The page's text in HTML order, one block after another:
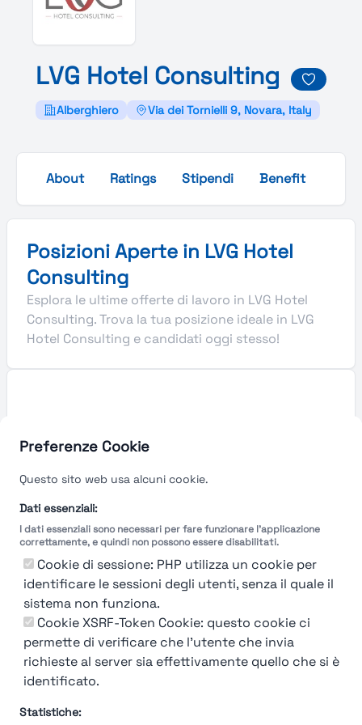
Preferenze Cookie
Questo sito web usa alcuni cookie.
Dati essenziali:
I dati essenziali sono necessari per fare funzionare l'applicazione
correttamente, e quindi non possono essere disabilitati.
Cookie di sessione: PHP utilizza un cookie per
identificare le sessioni degli utenti, senza il quale il
sistema non funziona.
Cookie XSRF-Token Cookie: questo cookie ci
permette di verificare che l'utente che invia
richieste al server sia effettivamente quello che si è
identificato.
Statistiche:
LVG Hotel Consulting
Alberghiero Via dei Tornielli 9, Novara, Italy
About Ratings Stipendi Benefit
Posizioni Aperte in LVG Hotel
Consulting
Esplora le ultime offerte di lavoro in LVG Hotel
Consulting. Trova la tua posizione ideale in LVG
Hotel Consulting e candidati oggi stesso!
You're Not logged in
LoginorIscrivitiper vedere